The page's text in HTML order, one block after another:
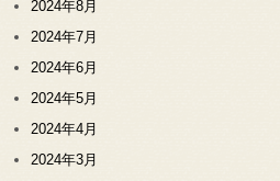
2024年8月
2024年7月
2024年6月
2024年5月
2024年4月
2024年3月